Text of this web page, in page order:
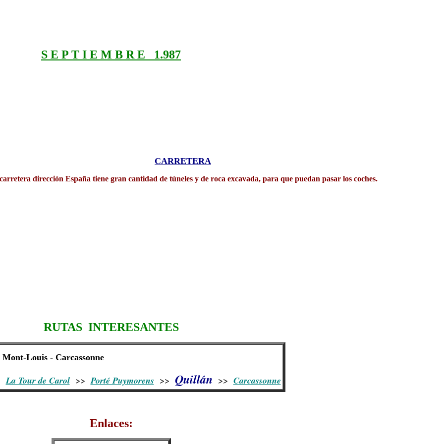
S E P T I E M B R E 1.987
CARRETERA
dirección España tiene gran cantidad de túneles y de roca excavada, para que puedan pasar los coches.
RUTAS INTERESANTES
Mont-Louis - Carcassonne
La Tour de Carol >> Porté Puymorens >> Quillán >> Carcassonne
Enlaces: